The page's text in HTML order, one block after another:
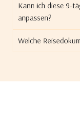
Kann ich diese 9-
anpassen?
Welche